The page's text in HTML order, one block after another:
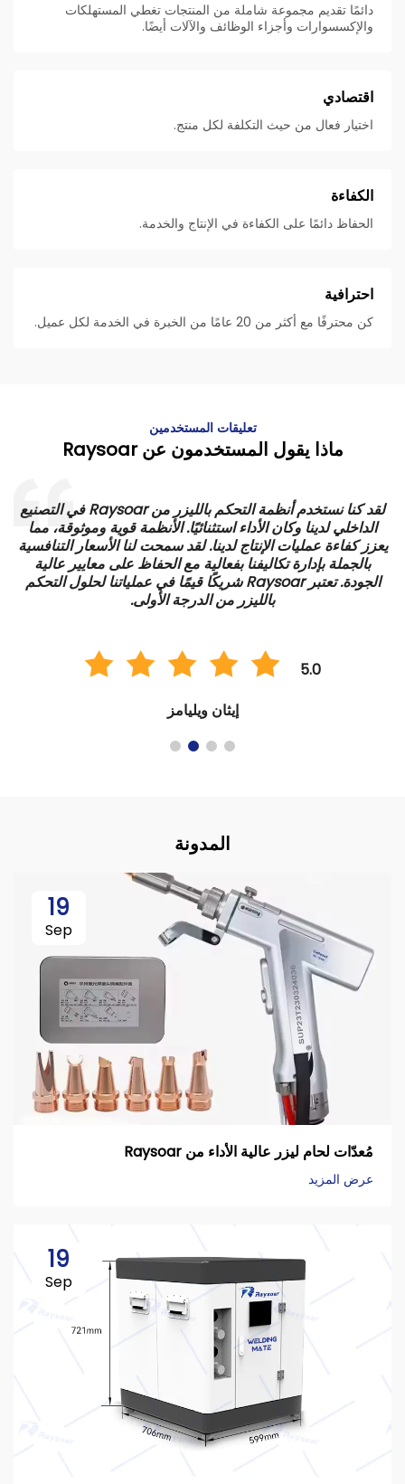
دائمًا تقديم مجموعة شاملة من المنتجات تغطي المستهلكات
والإكسسوارات وأجزاء الوظائف والآلات أيضًا.
اقتصادي
اختيار فعال من حيث التكلفة لكل منتج.
الكفاءة
الحفاظ دائمًا على الكفاءة في الإنتاج والخدمة.
احترافية
كن محترفًا مع أكثر من 20 عامًا من الخبرة في الخدمة لكل عميل.
تعليقات المستخدمين
ماذا يقول المستخدمون عن Raysoar
لقد كنا نستخدم أنظمة التحكم بالليزر من Raysoar في التصنيع
الداخلي لدينا وكان الأداء استثنائيًا. الأنظمة قوية وموثوقة، مما
يعزز كفاءة عمليات الإنتاج لدينا. لقد سمحت لنا الأسعار التنافسية
بالجملة بإدارة تكاليفنا بفعالية مع الحفاظ على معايير عالية
الجودة. تعتبر Raysoar شريكًا قيمًا في عملياتنا لحلول التحكم
بالليزر من الدرجة الأولى.
5.0
إيثان ويليامز
المدونة
19
Sep
مُعدّات لحام ليزر عالية الأداء من Raysoar
عرض المزيد
19
Sep